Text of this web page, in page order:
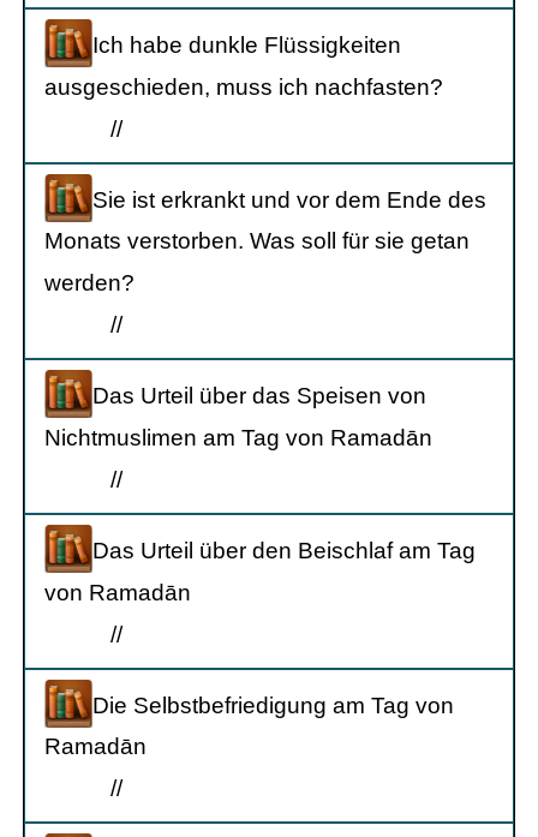
Ich habe dunkle Flüssigkeiten
ausgeschieden, muss ich nachfasten?
//
Sie ist erkrankt und vor dem Ende des
Monats verstorben. Was soll für sie getan
werden?
//
Das Urteil über das Speisen von
Nichtmuslimen am Tag von Ramadān
//
Das Urteil über den Beischlaf am Tag
von Ramadān
//
Die Selbstbefriedigung am Tag von
Ramadān
//